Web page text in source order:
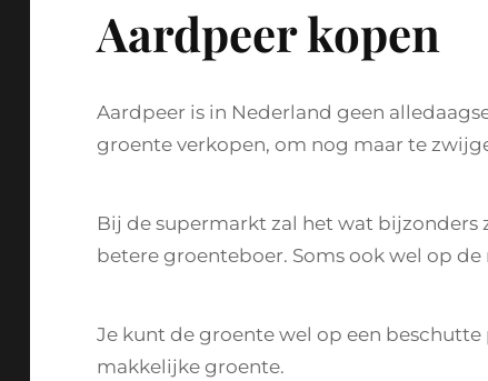
Aardpeer kopen
Aardpeer is in Nederland geen
groente verkopen, om nog maar te
Bij de supermarkt zal het wat bijzonders
betere groenteboer. Soms ook wel op
Je kunt de groente wel op een
makkelijke groente.